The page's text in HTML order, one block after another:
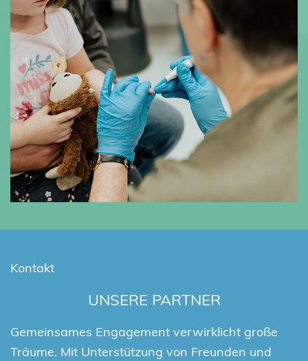
Kontakt
UNSERE PARTNER
Gemeinsames Engagement verwirklicht große
Träume. Mit Unterstützung von Freunden und